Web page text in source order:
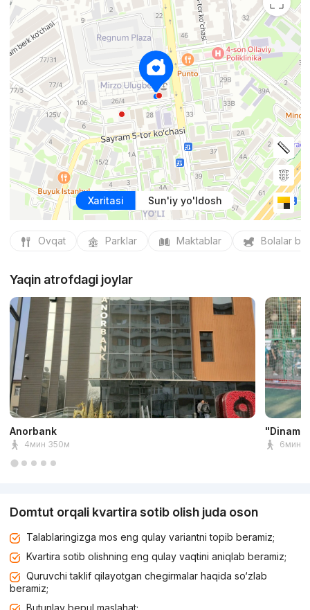
Xaritasi Sun'iy yo'ldosh
Ovqat Parklar Maktablar Bolalar
Yaqin atrofdagi joylar
Anorbank
4мин 350м 6мин
Domtut orqali kvartira sotib olish juda oson
Talablaringizga mos eng qulay variantni topib beramiz;
Kvartira sotib olishning eng qulay vaqtini aniqlab beramiz;
Quruvchi taklif qilayotgan chegirmalar haqida so‘zlab
beramiz;
Butunlay bepul maslahat;